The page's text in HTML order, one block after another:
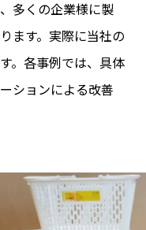
多くの企業様に製
ます。実際に当社の
。各事例では、具体
ションによる改善